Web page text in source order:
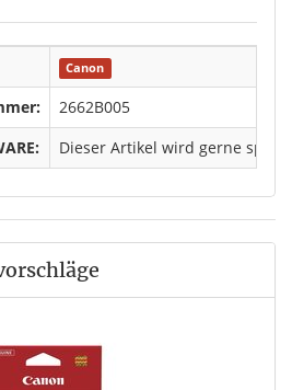
Canon
2662B005
Dieser Artikel wird gerne